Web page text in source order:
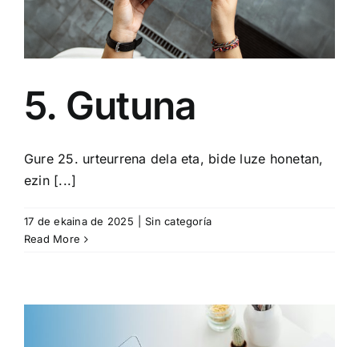
5. Gutuna
Gure 25. urteurrena dela eta, bide luze honetan,
ezin [...]
17 de ekaina de 2025
Sin categoría
Read More